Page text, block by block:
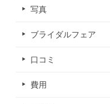
写真
ブライダルフェア
口コミ
費用